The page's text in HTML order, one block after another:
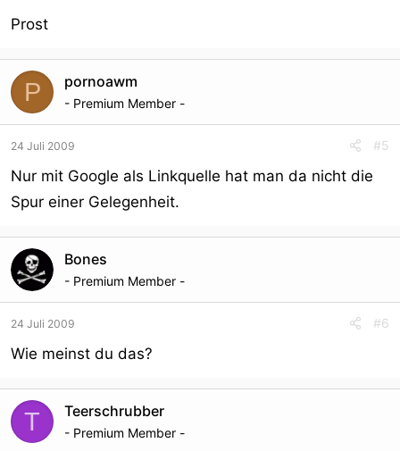
Prost
P pornoawm
- Premium Member -
24 Juli 2009 #5
Nur mit Google als Linkquelle hat man da nicht die
Spur einer Gelegenheit.
Bones
- Premium Member -
24 Juli 2009 #6
Wie meinst du das?
T Teerschrubber
- Premium Member -